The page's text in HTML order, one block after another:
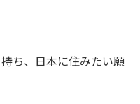
ち、日本に住みたい願